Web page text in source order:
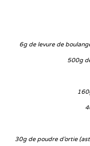
6g de levure de
500g
30g de poudre d’ortie